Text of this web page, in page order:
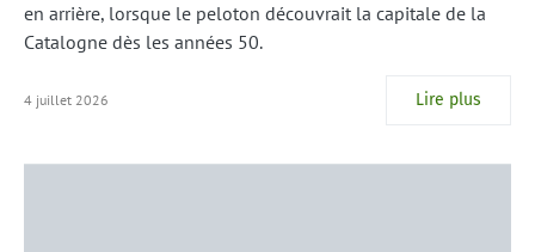
en arrière, lorsque le peloton découvrait la capitale de la
Catalogne dès les années 50.
4 juillet 2026 Lire plus